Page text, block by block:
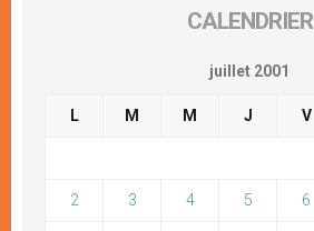
CALENDRIER
juillet 2001
L M M J V
2 3 4 5 6